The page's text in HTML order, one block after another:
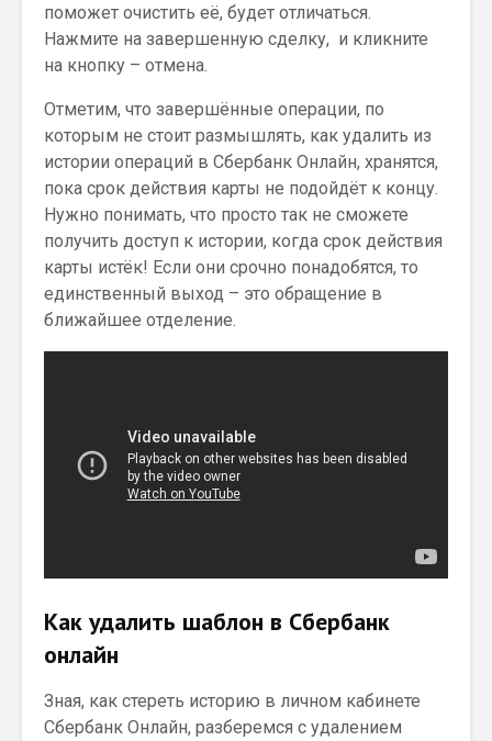
поможет очистить её, будет отличаться.
Нажмите на завершенную сделку, и кликните
на кнопку – отмена.
Отметим, что завершённые операции, по
которым не стоит размышлять, как удалить из
истории операций в Сбербанк Онлайн, хранятся,
пока срок действия карты не подойдёт к концу.
Нужно понимать, что просто так не сможете
получить доступ к истории, когда срок действия
карты истёк! Если они срочно понадобятся, то
единственный выход – это обращение в
ближайшее отделение.
Как удалить шаблон в Сбербанк
онлайн
Зная, как стереть историю в личном кабинете
Сбербанк Онлайн, разберемся с удалением